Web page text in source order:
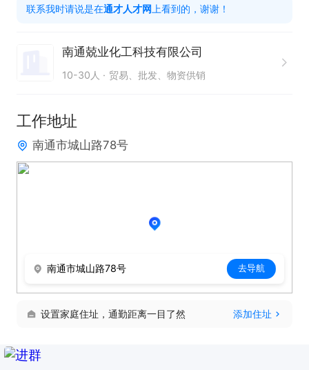
息。
只需两步，轻松找工作：1、先点击投简历；2、再打
联系我时请说是在通才人才网 上看到的，谢谢！
南通兢业化工科技有限公司
10-30人 贸易、批发、物资供销
工作地址
南通市城山路78号
南通市城山路78号 去导航
设置家庭住址，通勤距离一目了然 添加住址